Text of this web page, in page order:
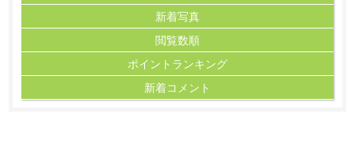
新着写真
閲覧数順
ポイント ランキング
新着コメント